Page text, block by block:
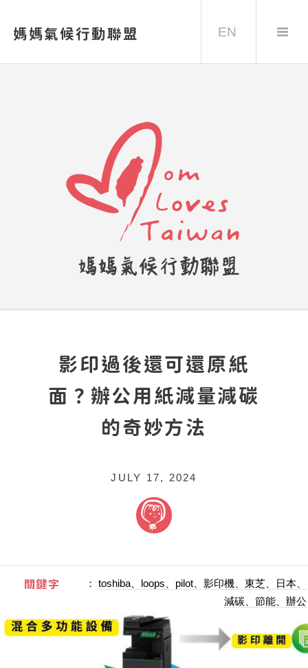
媽媽氣候行動聯盟 EN
影印過後還可還原紙
面？辦公用紙減量減碳
的奇妙方法
JULY 17, 2024
關鍵字 ： toshiba、loops、pilot、影印機、東芝、日本、
減碳、節能、辦公